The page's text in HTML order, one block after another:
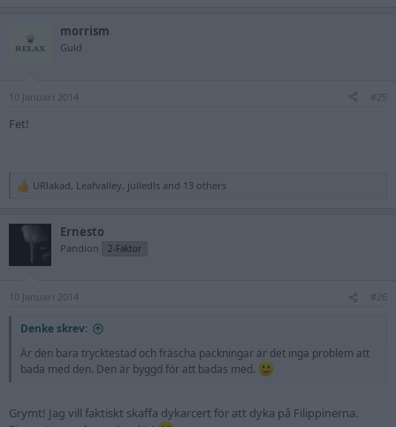
morrism
Guld
10 Januari 2014 #25
Fet!
R
o
s
URlakad, Leafvalley, julledls and 13 others
Ernesto
Pandion 2-Faktor
10 Januari 2014 #26
Denke skrev:
Är den bara trycktestad och fräscha packningar är det inga problem att
bada med den. Den är byggd för att badas med.
Grymt! Jag vill faktiskt skaffa dykarcert för att dyka på Filippinerna.